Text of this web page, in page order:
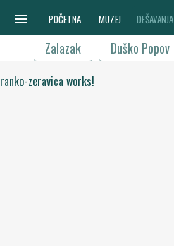
menu POČETNA MUZEJ DEŠAVANJA
Zalazak Duško Popov
ranko-zeravica works!